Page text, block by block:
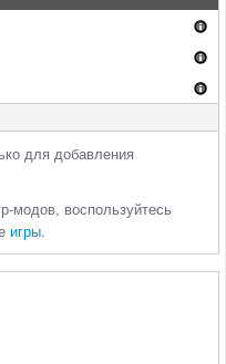
для добавления
модов, воспользуйтесь
игры.